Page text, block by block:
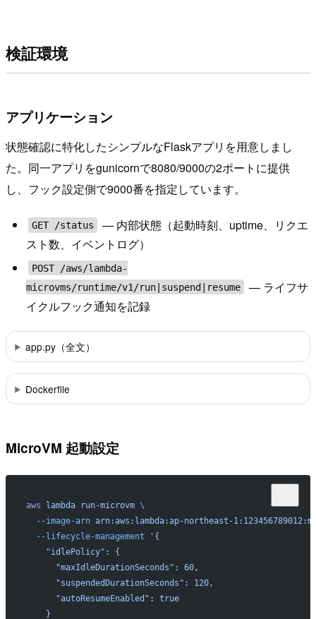
検証環境
アプリケーション
状態確認に特化したシンプルなFlaskアプリを用意しまし
た。同一アプリをgunicornで8080/9000の2ポートに提供
し、フック設定側で9000番を指定しています。
GET /status
— 内部状態（起動時刻、uptime、リクエ
スト数、イベントログ）
POST /aws/lambda-
microvms/runtime/v1/run|suspend|resume
— ライフサ
イクルフック通知を記録
app.py（全文）
Dockerfile
MicroVM 起動設定
aws lambda run-microvm \
  --image-arn
arn:aws:lambda:ap-northeast-
  --lifecycle-management
'{
    "idlePolicy": {
      "maxIdleDurationSeconds": 60,
      "suspendedDurationSeconds": 120,
      "autoResumeEnabled": true
    }